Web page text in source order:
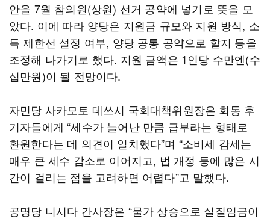
안을 7월 참의원(상원) 선거 공약에 넣기로 뜻을 모
았다. 이에 따라 양당은 지원금 규모와 지원 방식, 소
득 제한선 설정 여부, 양당 공통 공약으로 할지 등을
조정해 나가기로 했다. 지원 금액은 1인당 수만엔(수
십만원)이 될 전망이다.
자민당 사카모토 데쓰시 국회대책위원장은 회동 후
기자들에게 “세수가 늘어난 만큼 급부라는 형태로
환원한다는 데 의견이 일치했다”며 “소비세 감세는
매우 큰 세수 감소로 이어지고, 법 개정 등에 많은 시
간이 걸리는 점을 고려하면 어렵다”고 말했다.
공명당 니시다 간사장은 “물가 상승으로 실질임금이